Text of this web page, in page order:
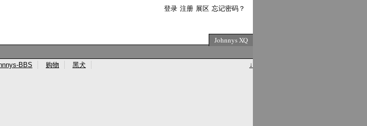
登录 注册 展区 忘记密码？
Johnnys XQ
↓
BBS 购物 黑犬